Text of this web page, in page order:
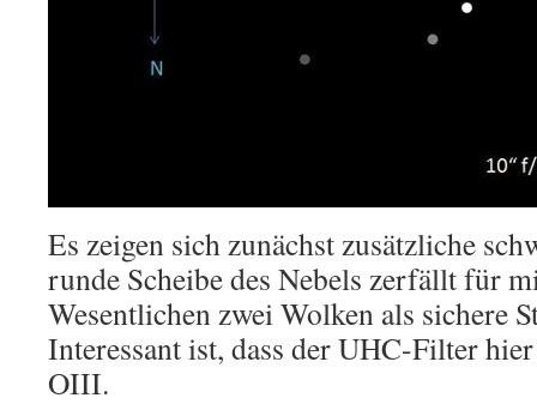
Es zeigen sich zunächst zusätzliche
runde Scheibe des Nebels zerfällt für
Wesentlichen zwei Wolken als sichere
Interessant ist, dass der UHC-Filter
OIII.